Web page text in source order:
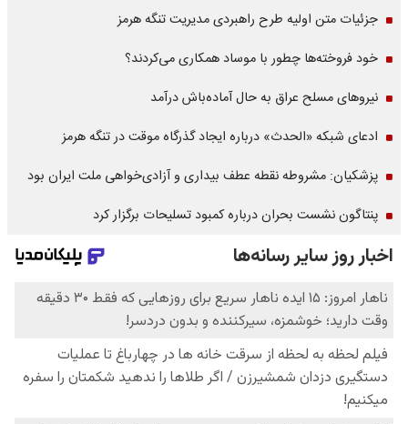
جزئیات متن اولیه طرح راهبردی مدیریت تنگه هرمز
خود فروخته‌ها چطور با موساد همکاری می‌کردند؟
نیروهای مسلح عراق به حال آماده‌باش درآمد
ادعای شبکه «الحدث» درباره ایجاد گذرگاه موقت در تنگه هرمز
پزشکیان: مشروطه نقطه عطف بیداری و آزادی‌خواهی ملت ایران بود
پنتاگون نشست بحران درباره کمبود تسلیحات برگزار کرد